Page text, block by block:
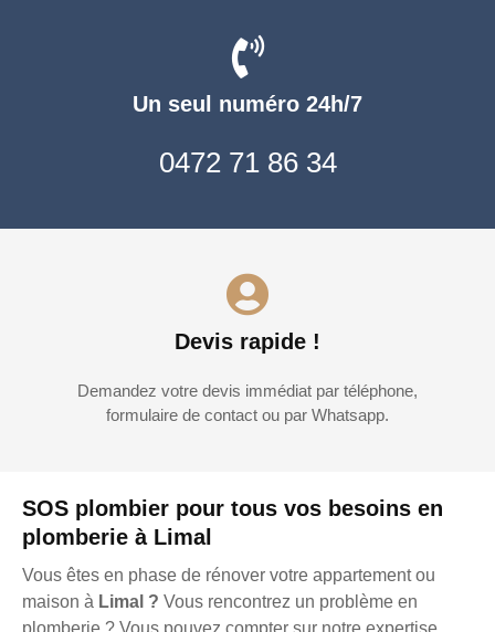
SOS plombier pour tous vos besoins en
plomberie à Limal
Vous êtes en phase de rénover votre appartement ou
maison à Limal ? Vous rencontrez un problème en
Un seul numéro 24h/7
0472 71 86 34
Devis rapide !
Demandez votre devis immédiat par téléphone,
formulaire de contact ou par Whatsapp.